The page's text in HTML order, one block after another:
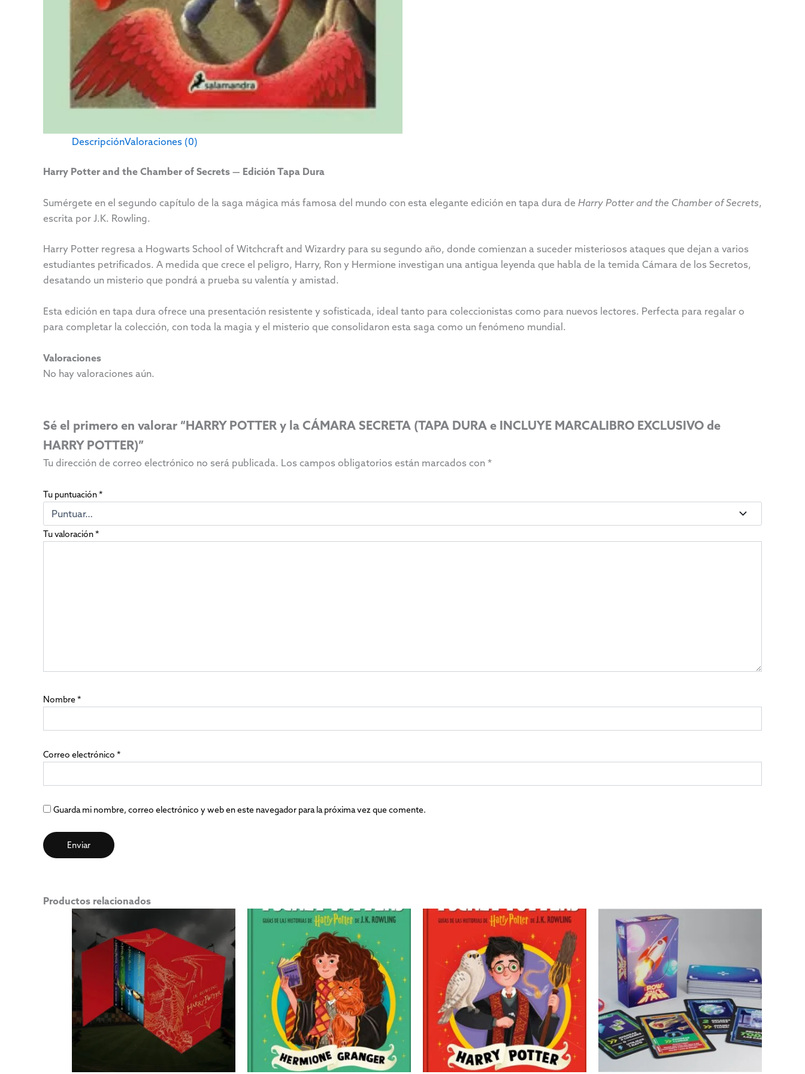
DescripciónValoraciones (0)
Harry Potter and the Chamber of Secrets — Edición Tapa Dura
Sumérgete en el segundo capítulo de la saga mágica más famosa del mundo con esta elegante edición en tapa dura de Harry Potter and the Chamber of Secrets,
escrita por J.K. Rowling.
Harry Potter regresa a Hogwarts School of Witchcraft and Wizardry para su segundo año, donde comienzan a suceder misteriosos ataques que dejan a varios
estudiantes petrificados. A medida que crece el peligro, Harry, Ron y Hermione investigan una antigua leyenda que habla de la temida Cámara de los Secretos,
desatando un misterio que pondrá a prueba su valentía y amistad.
Esta edición en tapa dura ofrece una presentación resistente y sofisticada, ideal tanto para coleccionistas como para nuevos lectores. Perfecta para regalar o
para completar la colección, con toda la magia y el misterio que consolidaron esta saga como un fenómeno mundial.
Valoraciones
No hay valoraciones aún.
Sé el primero en valorar “HARRY POTTER y la CÁMARA SECRETA (TAPA DURA e INCLUYE MARCALIBRO EXCLUSIVO de
HARRY POTTER)”
Tu dirección de correo electrónico no será publicada. Los campos obligatorios están marcados con *
Tu puntuación*
Tu valoración*
Nombre*
Correo electrónico *
Guarda mi nombre, correo electrónico y web en este navegador para la próxima vez que comente.
Productos relacionados